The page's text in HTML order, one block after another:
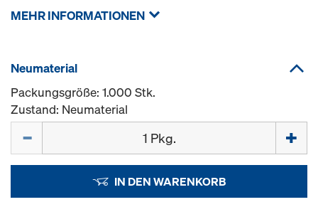
MEHR INFORMATIONEN
Neumaterial
Packungsgröße: 1.000 Stk.
Zustand: Neumaterial
IN DEN WARENKORB